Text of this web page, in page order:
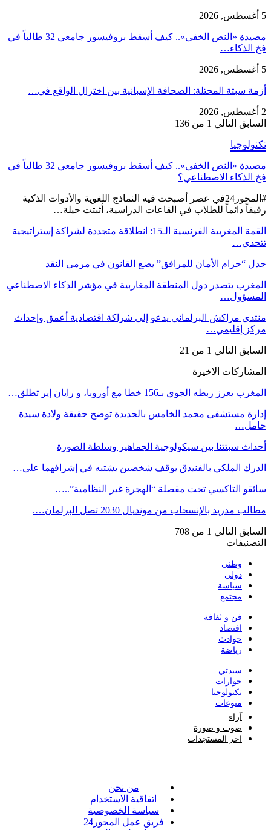
5 أغسطس, 2026
مصيدة «النص الخفي».. كيف أسقط بروفيسور جامعي 32 طالباً في
فخ الذكاء…
5 أغسطس, 2026
أزمة سبتة المحتلة: الصحافة الإسبانية بين اختزال الواقع في…
2 أغسطس, 2026
السابق التالي 1 من 136
تكنولوجيا
مصيدة «النص الخفي».. كيف أسقط بروفيسور جامعي 32 طالباً في
فخ الذكاء الاصطناعي؟
#المحور24 ​في عصر أصبحت فيه النماذج اللغوية والأدوات الذكية
رفيقاً دائماً للطلاب في القاعات الدراسية، أثبتت حيلة…
القمة المغربية الفرنسية الـ15: انطلاقة متجددة لشراكة إستراتيجية
تتحدى…
جدل “حزام الأمان للمرافق” يضع القانون في مرمى النقد
المغرب يتصدر دول المنطقة المغاربية في مؤشر الذكاء الاصطناعي
المسؤول…
منتدى مراكش البرلماني يدعو إلى شراكة اقتصادية أعمق وإحداث
مركز إقليمي…
السابق التالي 1 من 21
المشاركات الاخيرة
المغرب يعزز ربطه الجوي بـ156 خطا مع أوروبا، و رايان إير تطلق…
إدارة مستشفى محمد الخامس بالجديدة توضح حقيقة ولادة سيدة
حامل…
أحداث سبتتنا بين سيكولوجية الجماهير وسلطة الصورة
الدرك الملكي بالفنيدق يوقف شخصين يشتبه في إشرافهما على…
سائقو التاكسي تحت مقصلة “الهجرة غير النظامية”..…
مطالب مدريد بالإنسحاب من مونديال 2030 تصل البرلمان….
السابق التالي 1 من 708
التصنيفات
وطني
دولي
سياسة
مجتمع
فن و ثقافة
اقتصاد
حوادث
رياضة
سيدتي
حوارات
تكنولوجيا
منوعات
آراء
صوت و صورة
اخر المستجدات
من نحن
اتفاقية الاستخدام
سياسة الخصوصية
فريق عمل المحور24